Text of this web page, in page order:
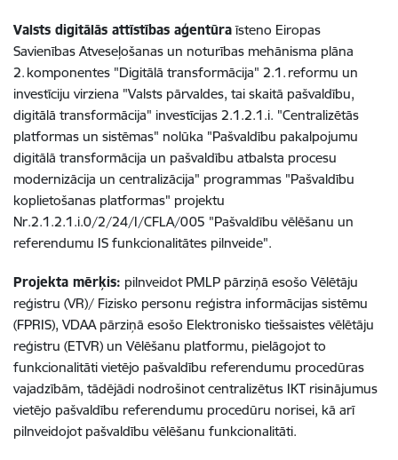
Valsts digitālās attīstības aģentūraīsteno Eiropas
Savienības Atveseļošanas un noturības mehānisma plāna
2. komponentes "Digitālā transformācija" 2.1. reformu un
investīciju virziena "Valsts pārvaldes, tai skaitā pašvaldību,
digitālā transformācija" investīcijas 2.1.2.1.i. "Centralizētās
platformas un sistēmas" nolūka "Pašvaldību pakalpojumu
digitālā transformācija un pašvaldību atbalsta procesu
modernizācija un centralizācija" programmas "Pašvaldību
koplietošanas platformas" projektu
Nr.2.1.2.1.i.0/2/24/I/CFLA/005 "Pašvaldību vēlēšanu un
referendumu IS funkcionalitātes pilnveide".
Projekta mērķis: pilnveidot PMLP pārziņā esošo Vēlētāju
reģistru (VR)/ Fizisko personu reģistra informācijas sistēmu
(FPRIS), VDAA pārziņā esošo Elektronisko tiešsaistes vēlētāju
reģistru (ETVR) un Vēlēšanu platformu, pielāgojot to
funkcionalitāti vietējo pašvaldību referendumu procedūras
vajadzībām, tādējādi nodrošinot centralizētus IKT risinājumus
vietējo pašvaldību referendumu procedūru norisei, kā arī
pilnveidojot pašvaldību vēlēšanu funkcionalitāti.